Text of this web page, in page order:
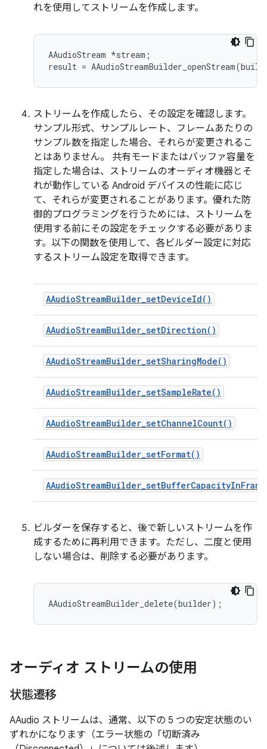
れを使用してストリームを作成します。
AAudioStream *stream;
ストリームを作成したら、その設定を確認します。
サンプル形式、サンプルレート、フレームあたりの
サンプル数を指定した場合、それらが変更されるこ
とはありません。 共有モードまたはバッファ容量を
指定した場合は、ストリームのオーディオ機器とそ
れが動作している Android デバイスの性能に応じ
て、それらが変更されることがあります。優れた防
御的プログラミングを行うためには、ストリームを
使用する前にその設定をチェックする必要がありま
す。以下の関数を使用して、各ビルダー設定に対応
するストリーム設定を取得できます。
AAudioStreamBuilder_setDeviceId()
AAudioStreamBuilder_setDirection()
AAudioStreamBuilder_setSharingMode()
AAudioStreamBuilder_setSampleRate()
AAudioStreamBuilder_setChannelCount()
AAudioStreamBuilder_setFormat()
ビルダーを保存すると、後で新しいストリームを作
成するために再利用できます。ただし、二度と使用
しない場合は、削除する必要があります。
オーディオ ストリームの使用
状態遷移
AAudio ストリームは、通常、以下の 5 つの安定状態のい
ずれかになります（エラー状態の「切断済み